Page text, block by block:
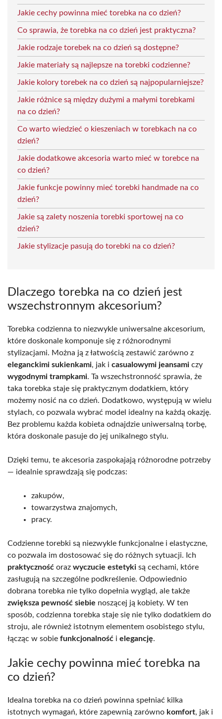
Jakie cechy powinna mieć torebka na co dzień?
Co sprawia, że torebka na co dzień jest praktyczna?
Jakie rodzaje torebek na co dzień są dostępne?
Jakie materiały są najlepsze na torebki codzienne?
Jakie kolory torebek na co dzień są najpopularniejsze?
Jakie różnice są między dużymi a małymi torebkami
na co dzień?
Co warto wiedzieć o kieszeniach w torebkach na co
dzień?
Jakie dodatkowe akcesoria warto mieć w torebce na
co dzień?
Jakie funkcje powinny mieć torebki handmade na co
dzień?
Jakie są zalety noszenia torebki sportowej na co
dzień?
Jakie stylizacje pasują do torebki na co dzień?
Dlaczego torebka na co dzień jest
wszechstronnym akcesorium?
Torebka codzienna to niezwykle uniwersalne akcesorium,
które doskonale komponuje się z różnorodnymi
stylizacjami. Można ją z łatwością zestawić zarówno z
eleganckimi sukienkami, jak i casualowymi jeansami czy
wygodnymi trampkami. Ta wszechstronność sprawia, że
taka torebka staje się praktycznym dodatkiem, który
możemy nosić na co dzień. Dodatkowo, występują w wielu
stylach, co pozwala wybrać model idealny na każdą okazję.
Bez problemu każda kobieta odnajdzie uniwersalną torbę,
która doskonale pasuje do jej unikalnego stylu.
Dzięki temu, te akcesoria zaspokajają różnorodne potrzeby
— idealnie sprawdzają się podczas:
zakupów,
towarzystwa znajomych,
pracy.
Codzienne torebki są niezwykle funkcjonalne i elastyczne,
co pozwala im dostosować się do różnych sytuacji. Ich
praktyczność oraz wyczucie estetyki są cechami, które
zasługują na szczególne podkreślenie. Odpowiednio
dobrana torebka nie tylko dopełnia wygląd, ale także
zwiększa pewność siebie noszącej ją kobiety. W ten
sposób, codzienna torebka staje się nie tylko dodatkiem do
stroju, ale również istotnym elementem osobistego stylu,
łącząc w sobie funkcjonalność i elegancję.
Jakie cechy powinna mieć torebka na
co dzień?
Idealna torebka na co dzień powinna spełniać kilka
istotnych wymagań, które zapewnią zarówno komfort, jak i